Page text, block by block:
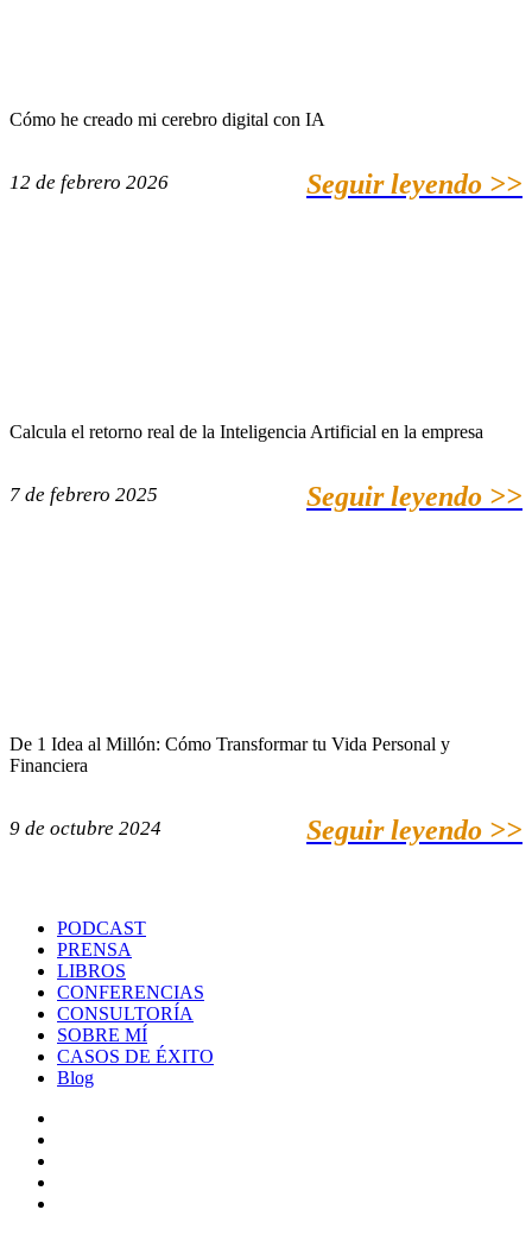
Cómo he creado mi cerebro digital con IA
12 de febrero 2026 Seguir leyendo >>
Calcula el retorno real de la Inteligencia Artificial en la empresa
7 de febrero 2025 Seguir leyendo >>
De 1 Idea al Millón: Cómo Transformar tu Vida Personal y
Financiera
9 de octubre 2024 Seguir leyendo >>
PODCAST
PRENSA
LIBROS
CONFERENCIAS
CONSULTORÍA
SOBRE MÍ
CASOS DE ÉXITO
Blog